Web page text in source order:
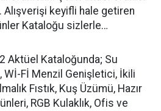
keyifli hale getiren
Kataloğu sizlerle…
Aktüel Kataloğunda; Su
Wİ-Fİ Menzil Genişletici, İkili
Fıstık, Kuş Üzümü, Hazır
RGB Kulaklık, Ofis ve